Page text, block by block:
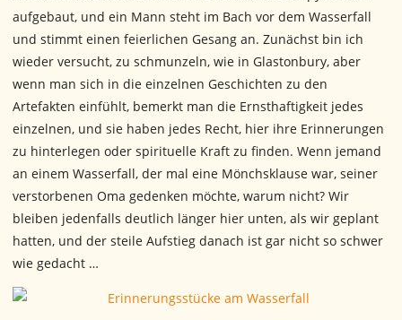
aufgebaut, und ein Mann steht im Bach vor dem Wasserfall
und stimmt einen feierlichen Gesang an. Zunächst bin ich
wieder versucht, zu schmunzeln, wie in Glastonbury, aber
wenn man sich in die einzelnen Geschichten zu den
Artefakten einfühlt, bemerkt man die Ernsthaftigkeit jedes
einzelnen, und sie haben jedes Recht, hier ihre Erinnerungen
zu hinterlegen oder spirituelle Kraft zu finden. Wenn jemand
an einem Wasserfall, der mal eine Mönchsklause war, seiner
verstorbenen Oma gedenken möchte, warum nicht? Wir
bleiben jedenfalls deutlich länger hier unten, als wir geplant
hatten, und der steile Aufstieg danach ist gar nicht so schwer
wie gedacht …